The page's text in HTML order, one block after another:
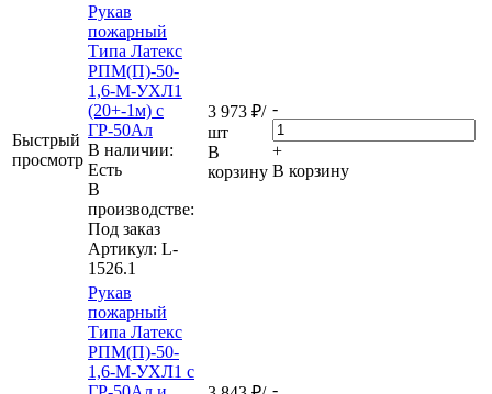
Быстрый
просмотр
Рукав
пожарный
Типа Латекс
РПМ(П)-50-
1,6-М-УХЛ1
(20+-1м) с
ГР-50Ал
В наличии:
Eсть
В
производстве:
Под заказ
Артикул: L-
1526.1
3 973 ₽/
шт
В
корзину
-
+
В корзину
Рукав
пожарный
Типа Латекс
РПМ(П)-50-
1,6-М-УХЛ1 с
-